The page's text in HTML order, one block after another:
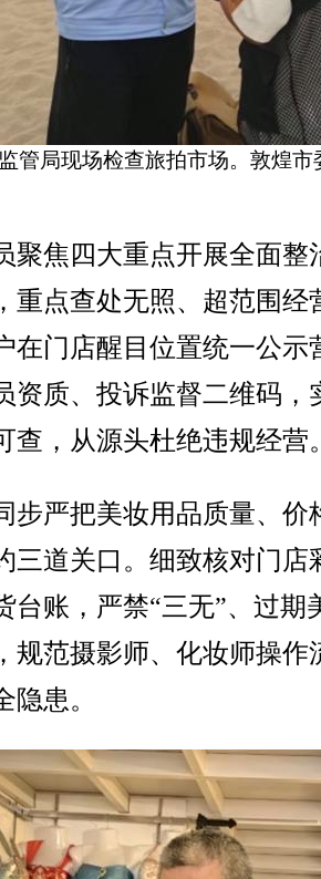
管局现场检查旅拍市场。敦煌市
焦四大重点开展全面整
重点查处无照、超范围经
在门店醒目位置统一公示
资质、投诉监督二维码，
查，从源头杜绝违规经营
严把美妆用品质量、价
三道关口。细致核对门店
台账，严禁“三无”、过期
规范摄影师、化妆师操作
隐患。